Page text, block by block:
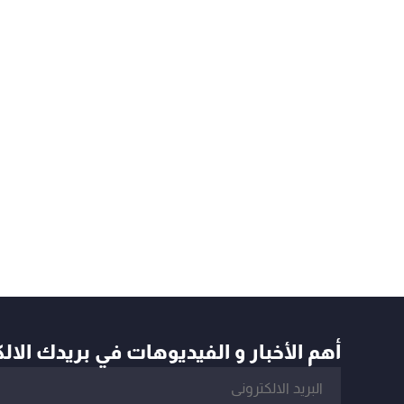
أهم الأخبار و الفيديوهات في بريدك